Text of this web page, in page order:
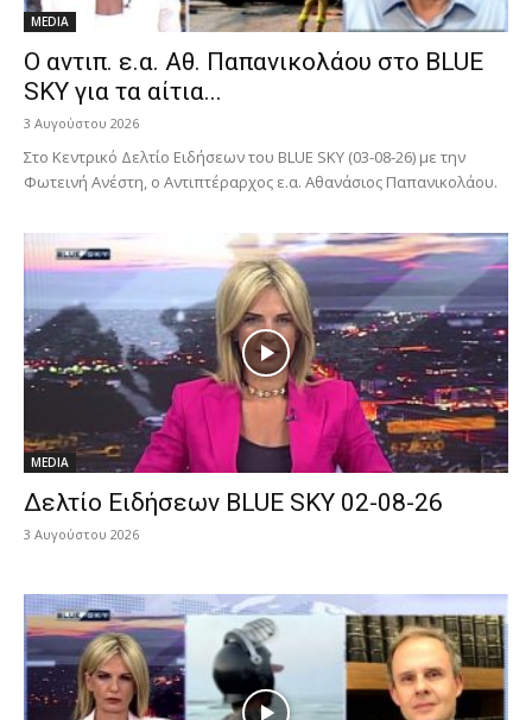
MEDIA
Ο αντιπ. ε.α. Αθ. Παπανικολάου στο BLUE
SKY για τα αίτια...
3 Αυγούστου 2026
Στο Κεντρικό Δελτίο Ειδήσεων του BLUE SKY (03-08-26) με την
Φωτεινή Ανέστη, ο Αντιπτέραρχος ε.α. Αθανάσιος Παπανικολάου.
MEDIA
Δελτίο Ειδήσεων BLUE SKY 02-08-26
3 Αυγούστου 2026